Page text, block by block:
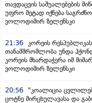
თავდაცვის საშუალებების
უფრო მეტად იქნება
ვოლოდიმირ ზელენსკი
21:36 კორეის
თანამშრომლობა უნდა
კორეის მხარდაჭერა იმ
ვოლოდიმირ ზელენსკი
20:56
"კოალიცია
ცოტნე მირცხულავასა და